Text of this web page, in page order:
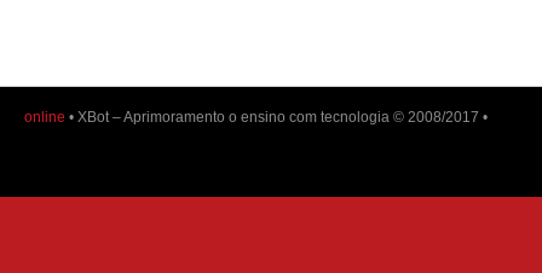
online • XBot – Aprimoramento o ensino com tecnologia © 2008/2017 •